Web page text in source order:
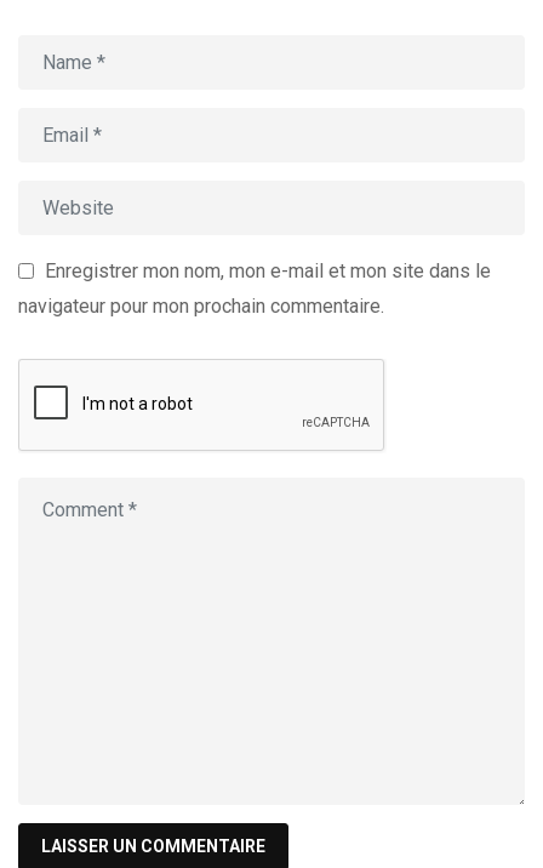
Enregistrer mon nom, mon e-mail et mon site dans le
navigateur pour mon prochain commentaire.